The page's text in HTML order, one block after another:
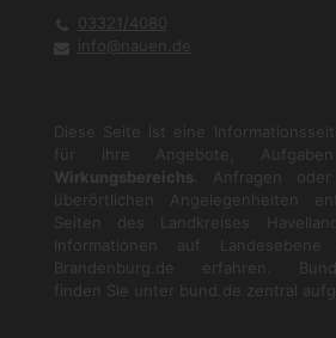
03321/4080
info@nauen.de
Diese Seite ist eine
für ihre Angebote,
Wirkungsbereichs . Anfragen
überörtlichen Angelegenheiten
Seiten des Landkreises
Informationen auf
Brandenburg.de
erfahren.
finden Sie unter
bund.de zentral